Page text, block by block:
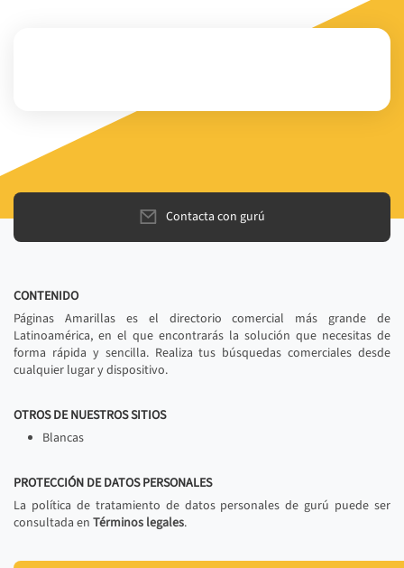
Contacta con gurú
CONTENIDO
Páginas Amarillas es el directorio comercial más grande de
Latinoamérica, en el que encontrarás la solución que necesitas de
forma rápida y sencilla. Realiza tus búsquedas comerciales desde
cualquier lugar y dispositivo.
OTROS DE NUESTROS SITIOS
Blancas
PROTECCIÓN DE DATOS PERSONALES
La política de tratamiento de datos personales de gurú puede ser
consultada en Términos legales.